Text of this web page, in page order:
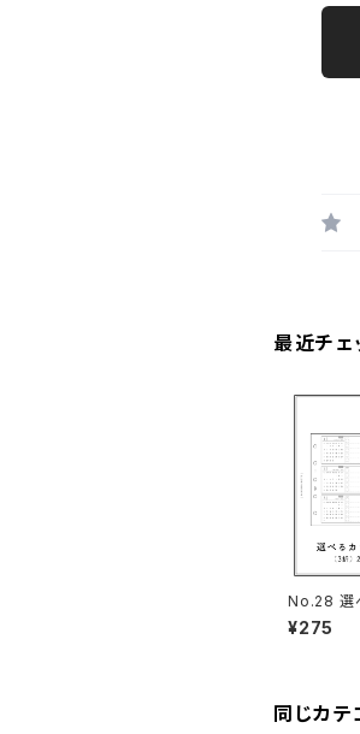
最近チェ
No.28 選
レンダー（
¥275
同じカテ